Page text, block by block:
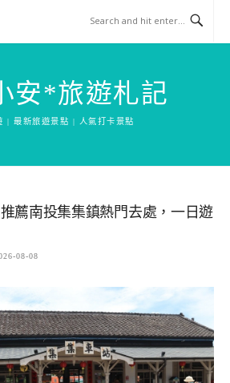
安*旅遊札記
| 最新旅遊景點 | 人氣打卡景點
薦南投集集鎮熱門去處，一日遊
08-08